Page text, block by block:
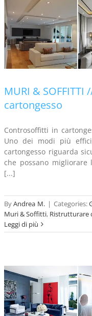
MURI &
cartongesso
Controsoffitti in
Uno dei modi più
cartongesso riguarda
che possano
[...]
ByAndrea M. | Categories:
Muri & Soffitti, Ristrutturare
Leggi di più